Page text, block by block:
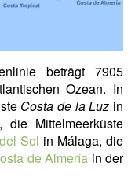
beträgt 7905
Ozean. In
Costa de la Luz in
Mittelmeerküste
Sol in Málaga, die
de Almería in der